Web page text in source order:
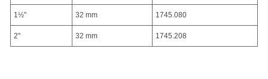
1½" 32 mm 1745.080
2" 32 mm 1745.208